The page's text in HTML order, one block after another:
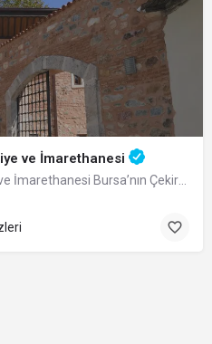
ve İmarethanesi
1.Murat Hüdavendigar Külliye ve İmarethanesi Bursa’nın Çekirge Mahallesi’ndeki…